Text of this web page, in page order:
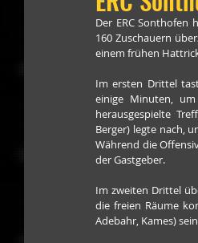
Der ERC Sonthofen
160 Zuschauern
einem frühen
Im ersten Drittel
einige Minuten,
herausgespielte
Berger) legte nach,
Während die
der Gastgeber.
Im zweiten Drittel
die freien Räume
Adebahr, Kames)